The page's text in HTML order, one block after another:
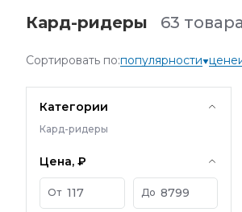
Кард-ридеры 63 товара
Сортировать по:популярности цене
Категории
Кард-ридеры
Цена, ₽
От До